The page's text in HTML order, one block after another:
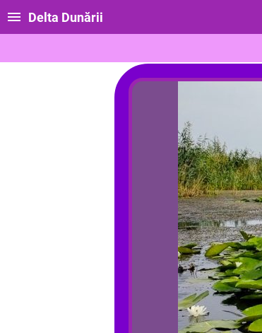
Delta Dunării